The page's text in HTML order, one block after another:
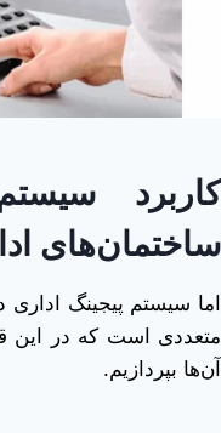
کاربرد
ساختمان‌های
اما سیستم پیجینگ اداری
متعددی است که در این
آن‌ها بپردازیم.